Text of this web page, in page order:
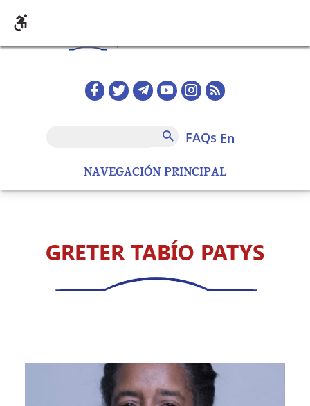
NAVEGACIÓN PRINCIPAL
Redes sociales home
FAQs
FAQs en
GRETER TABÍO PATYS